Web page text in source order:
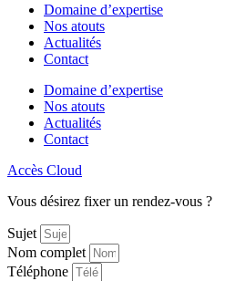
Domaine d’expertise
Nos atouts
Actualités
Contact
Domaine d’expertise
Nos atouts
Actualités
Contact
Accès Cloud
Vous désirez fixer un rendez-vous ?
Sujet
Nom complet
Téléphone